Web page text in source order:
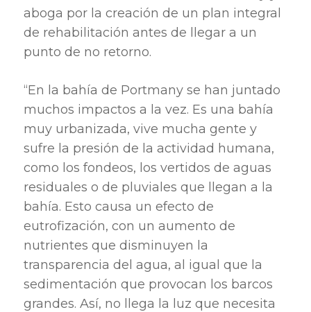
aboga por la creación de un plan integral
de rehabilitación antes de llegar a un
punto de no retorno.
“En la bahía de Portmany se han juntado
muchos impactos a la vez. Es una bahía
muy urbanizada, vive mucha gente y
sufre la presión de la actividad humana,
como los fondeos, los vertidos de aguas
residuales o de pluviales que llegan a la
bahía. Esto causa un efecto de
eutrofización, con un aumento de
nutrientes que disminuyen la
transparencia del agua, al igual que la
sedimentación que provocan los barcos
grandes. Así, no llega la luz que necesita